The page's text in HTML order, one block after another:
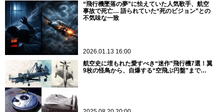
“飛行機墜落の夢”に怯えていた人気歌手、航空
事故で死亡… 語られていた“死のビジョン”との
不気味な一致
2026.01.13 16:00
航空史に埋もれた愛すべき“迷作”飛行機7選！翼
9枚の怪鳥から、自爆する“空飛ぶ円盤”まで…